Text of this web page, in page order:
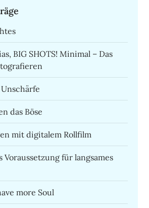
BIG SHOTS! Minimal – Das
das Böse
mit digitalem Rollfilm
Voraussetzung für langsames
more Soul